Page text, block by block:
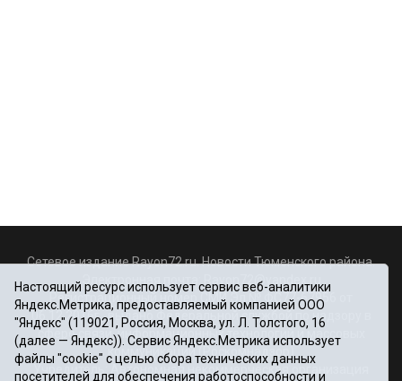
Сетевое издание Rayon72.ru. Новости Тюменского района.
Rayon72@yandex.ru
Регистрационный номер СМИ Эл № ФС77-67956 от
06.12.2016г., выдано Федеральной службой по надзору в
сфере связи, информационных технологий и массовых
коммуникаций (Роскомнадзор)
Учредитель: Автономная некоммерческая организация
Настоящий ресурс использует сервис веб-аналитики
Яндекс.Метрика, предоставляемый компанией ООО
"Яндекс" (119021, Россия, Москва, ул. Л. Толстого, 16
(далее — Яндекс)). Сервис Яндекс.Метрика использует
файлы "cookie" с целью сбора технических данных
посетителей для обеспечения работоспособности и